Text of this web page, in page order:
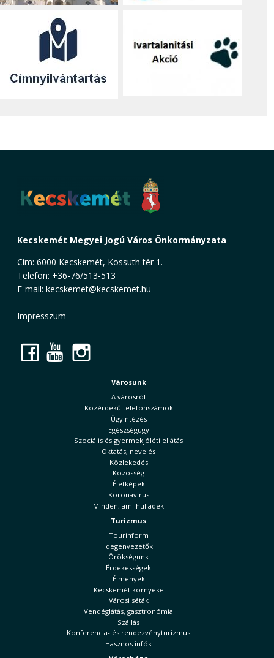
Kecskemét Megyei Jogú Város Önkormányzata
Cím: 6000 Kecskemét, Kossuth tér 1.
Telefon: +36-76/513-513
E-mail: kecskemet@kecskemet.hu
Impresszum
Facebook
YouTube
Városunk
A városról
Közérdekű telefonszámok
Ügyintézés
Egészségügy
Szociális és gyermekjóléti ellátás
Oktatás, nevelés
Közlekedés
Közösség
Életképek
Koronavírus
Minden, ami hulladék
Turizmus
Tourinform
Idegenvezetők
Örökségünk
Érdekességek
Élmények
Kecskemét környéke
Városi séták
Vendéglátás, gasztronómia
Szállás
Konferencia- és rendezvényturizmus
Hasznos infók